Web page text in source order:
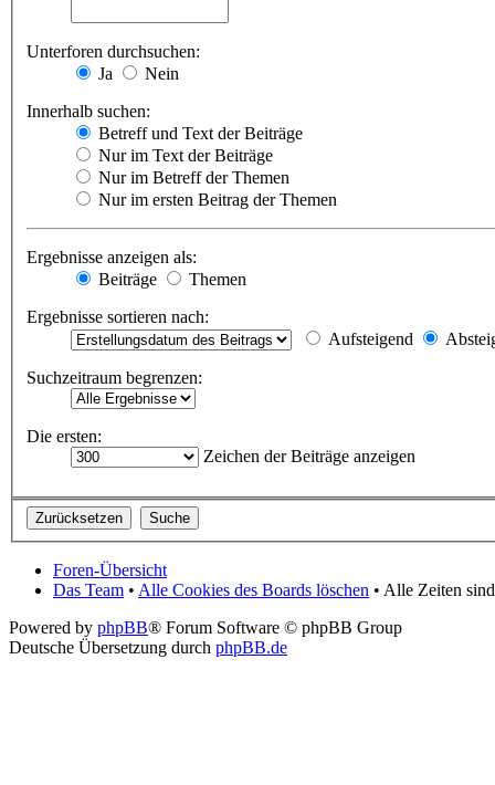
Unterforen durchsuchen:
Ja
Nein
Innerhalb suchen:
Betreff und Text der Beiträge
Nur im Text der Beiträge
Nur im Betreff der Themen
Nur im ersten Beitrag der Themen
Ergebnisse anzeigen als:
Beiträge
Themen
Ergebnisse sortieren nach:
Aufsteigend
Suchzeitraum begrenzen:
Die ersten:
Zeichen der Beiträge anzeigen
Foren-Übersicht
Das Team • Alle Cookies des Boards löschen • Alle Zeiten
Powered by phpBB® Forum Software © phpBB Group
Deutsche Übersetzung durch phpBB.de